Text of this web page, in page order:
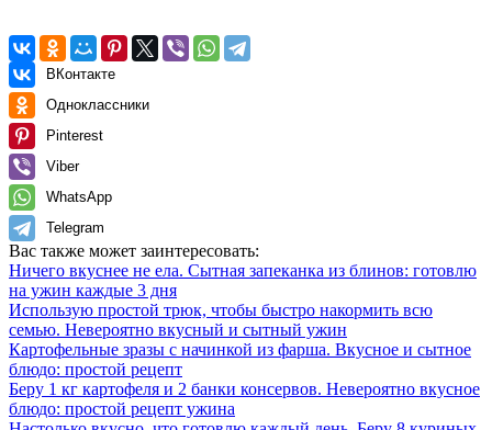
ВКонтакте
Одноклассники
Pinterest
Viber
WhatsApp
Telegram
Вас также может заинтересовать:
Ничего вкуснее не ела. Сытная запеканка из блинов: готовлю
на ужин каждые 3 дня
Использую простой трюк, чтобы быстро накормить всю
семью. Невероятно вкусный и сытный ужин
Картофельные зразы с начинкой из фарша. Вкусное и сытное
блюдо: простой рецепт
Беру 1 кг картофеля и 2 банки консервов. Невероятно вкусное
блюдо: простой рецепт ужина